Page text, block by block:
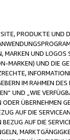
PRODUKTE UND
UND
MARKEN) UND DIE
IM RAHMEN
UND „WIE
ÜBERNEHMEN
AUF DIE
AUF DIE